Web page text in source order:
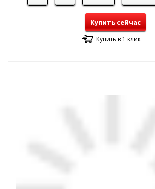
Купить сейчас
Купить в 1 клик